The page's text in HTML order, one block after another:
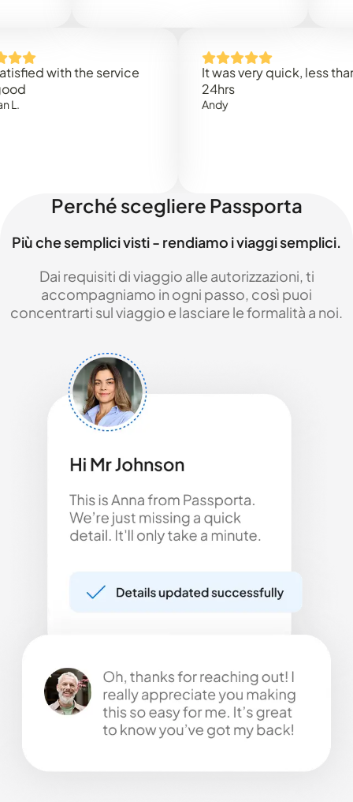
with the service
It was very quick, less than
Perché scegliere Passporta
Più che semplici visti - rendiamo i viaggi semplici.
Dai requisiti di viaggio alle autorizzazioni, ti
accompagniamo in ogni passo, così puoi
concentrarti sul viaggio e lasciare le formalità a noi.